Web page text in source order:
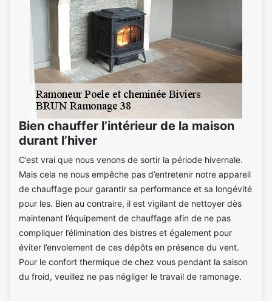
Bien chauffer l’intérieur de la maison
durant l’hiver
C’est vrai que nous venons de sortir la période hivernale.
Mais cela ne nous empêche pas d’entretenir notre appareil
de chauffage pour garantir sa performance et sa longévité
pour les. Bien au contraire, il est vigilant de nettoyer dès
maintenant l’équipement de chauffage afin de ne pas
compliquer l’élimination des bistres et également pour
éviter l’envolement de ces dépôts en présence du vent.
Pour le confort thermique de chez vous pendant la saison
du froid, veuillez ne pas négliger le travail de ramonage.